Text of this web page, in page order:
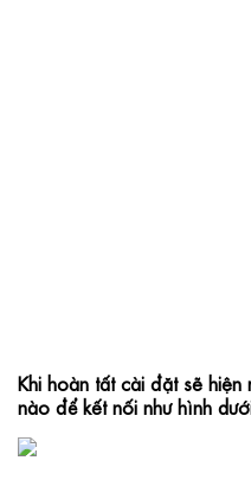
Khi hoàn tất cài đặt sẽ
nào để kết nối như hình